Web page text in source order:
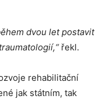
dvou let postavit
řekl.
rehabilitační
jak státním, tak